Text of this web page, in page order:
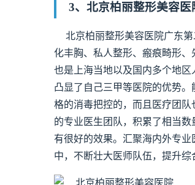
3、北京柏丽整形美容医
北京柏丽整形美容医院广东
化丰胸、私人整形、瘢痕畸形
也是上海当地以及国内多个地
凸显了自己三甲等医院的优势
格的消毒把控的，而且医疗团
的专业医生团队，积累了相当
有很好的效果。汇聚海内外专
中，不断壮大医师队伍，提升综